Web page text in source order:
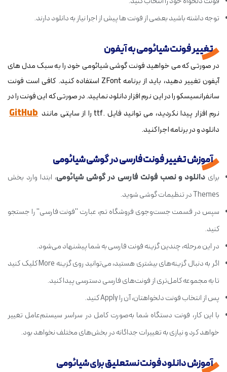
توجه داشته باشید بعضی از فونت ها پیش از اجرا نیاز به دانلود دارند.
تغییر فونت شیائومی به آیفون
در صورتی که می خواهید فونت گوشی شیائومی خود را به سبک مدل های
آیفون تغییر دهید، باید از برنامه ZFont استفاده کنید. کافی است فونت
سانفرانسیسکو را در این نرم افزار دانلود نمایید. در صورتی که این فونت را در
نرم افزار پیدا نکردید، می توانید فایل .ttf را از سایتی مانند
GitHub
دانلود و در برنامه اجرا کنید.
آموزش تغییر فونت فارسی در گوشی شیائومی
برایدانلود و نصب فونت فارسی در گوشی شیائومی، ابتدا وارد بخش
Themes در تنظیمات گوشی شوید.
سپس در قسمت جست‌وجوی فروشگاه تم، عبارت "فونت فارسی" را جستجو
کنید.
در این مرحله، چندین گزینه فونت فارسی به شما پیشنهاد می‌شود.
اگر به دنبال گزینه‌های بیشتری هستید، می‌توانید روی گزینه More کلیک کنید
تا به مجموعه کامل‌تری از فونت‌های فارسی دسترسی پیدا کنید.
پس از انتخاب فونت دلخواهتان، آن را Apply کنید.
با این کار، فونت دستگاه شما به‌صورت کامل در سراسر سیستم‌عامل تغییر
خواهد کرد و نیازی به تغییرات جداگانه در بخش‌های مختلف نخواهد بود.
آموزش دانلود فونت نستعلیق برای شیائومی